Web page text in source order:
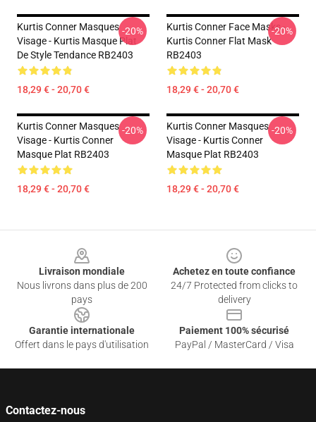
Kurtis Conner Masques
Visage - Kurtis Masque Plat
De Style Tendance RB2403
18,29 € - 20,70 €
-20%
Kurtis Conner Face Masks -
Kurtis Conner Flat Mask
RB2403
18,29 € - 20,70 €
-20%
Kurtis Conner Masques
Visage - Kurtis Conner
Masque Plat RB2403
18,29 € - 20,70 €
-20%
Kurtis Conner Masques
Visage - Kurtis Conner
Masque Plat RB2403
18,29 € - 20,70 €
-20%
Livraison mondiale
Nous livrons dans plus de 200
pays
Achetez en toute confiance
24/7 Protected from clicks to
delivery
Garantie internationale
Offert dans le pays d'utilisation
Paiement 100% sécurisé
PayPal / MasterCard / Visa
Contactez-nous